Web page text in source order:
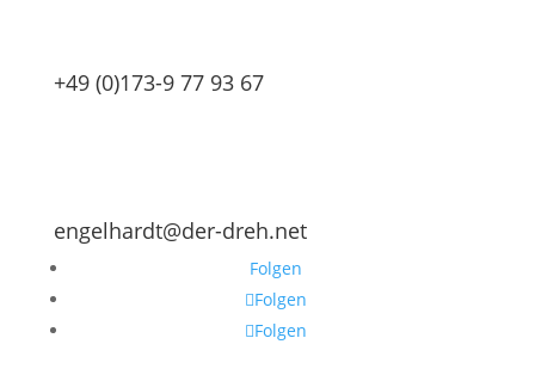
+49 (0)173-9 77 93 67
engelhardt@der-dreh.net
Folgen
Folgen
Folgen